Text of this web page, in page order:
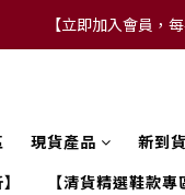
【FLASH
【立即加入會員，
現貨產品 新到
【清貨精選鞋款